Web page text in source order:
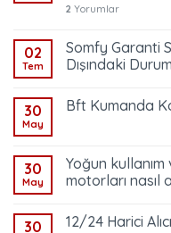
2 Yorumlar
02
Tem
Somfy Garanti
Dışındaki
30
May
Bft Kumanda
30
May
Yoğun kullanım
motorları nasıl
30 12/24 Harici